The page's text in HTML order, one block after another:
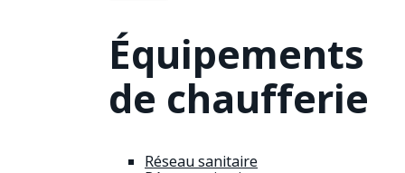
Équipements
de chaufferie
Réseau sanitaire